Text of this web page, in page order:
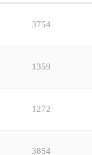
3754
1359
1272
3854